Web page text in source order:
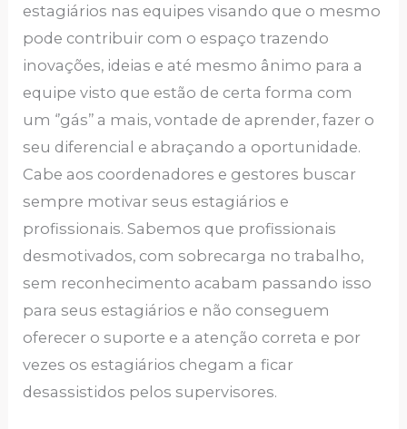
estagiários nas equipes visando que o mesmo
pode contribuir com o espaço trazendo
inovações, ideias e até mesmo ânimo para a
equipe visto que estão de certa forma com
um ‘’gás’’ a mais, vontade de aprender, fazer o
seu diferencial e abraçando a oportunidade.
Cabe aos coordenadores e gestores buscar
sempre motivar seus estagiários e
profissionais. Sabemos que profissionais
desmotivados, com sobrecarga no trabalho,
sem reconhecimento acabam passando isso
para seus estagiários e não conseguem
oferecer o suporte e a atenção correta e por
vezes os estagiários chegam a ficar
desassistidos pelos supervisores.